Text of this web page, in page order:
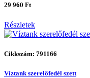
29 960 Ft
Részletek
Cikkszám: 791166
Víztank szerelőfedél szett